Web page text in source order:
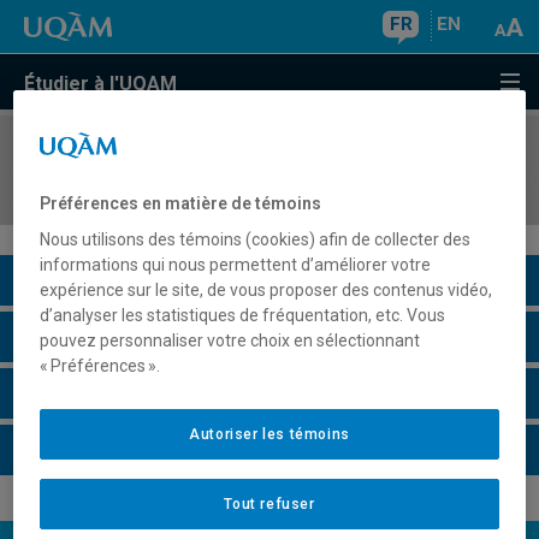
FR EN
Étudier à l'UQAM
COURS//
Description du cours
Horaire - Été 2026
Préférences en matière de témoins
Nous utilisons des témoins (cookies) afin de collecter des
informations qui nous permettent d’améliorer votre
expérience sur le site, de vous proposer des contenus vidéo,
d’analyser les statistiques de fréquentation, etc. Vous
pouvez personnaliser votre choix en sélectionnant
« Préférences ».
Tout refuser
Autoriser les témoins